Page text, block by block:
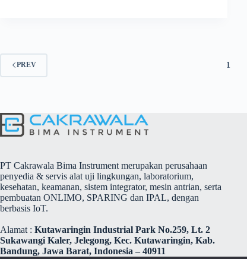
PREV 1
PT Cakrawala Bima Instrument merupakan perusahaan
penyedia & servis alat uji lingkungan, laboratorium,
kesehatan, keamanan, sistem integrator, mesin antrian, serta
pembuatan ONLIMO, SPARING dan IPAL, dengan
berbasis IoT.
Alamat : Kutawaringin Industrial Park No.259, Lt. 2
Sukawangi Kaler, Jelegong, Kec. Kutawaringin, Kab.
Bandung, Jawa Barat, Indonesia – 40911